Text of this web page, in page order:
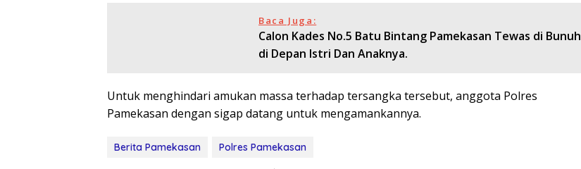
Baca Juga:
Calon Kades No.5 Batu Bintang Pamekasan Tewas di Bunuh
di Depan Istri Dan Anaknya.
Untuk menghindari amukan massa terhadap tersangka tersebut, anggota Polres
Pamekasan dengan sigap datang untuk mengamankannya.
Berita Pamekasan Polres Pamekasan